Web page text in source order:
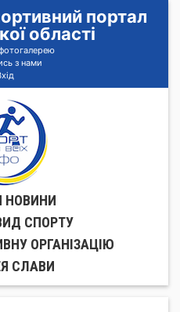
портал
області
з нами
НОВИНИ
СПОРТУ
ОРГАНIЗАЦIЮ
СЛАВИ